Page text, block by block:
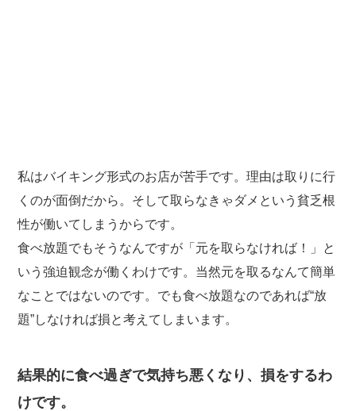
私はバイキング形式のお店が苦手です。理由は取りに行
くのが面倒だから。そして取らなきゃダメという貧乏根
性が働いてしまうからです。
食べ放題でもそうなんですが「元を取らなければ！」と
いう強迫観念が働くわけです。当然元を取るなんて簡単
なことではないのです。でも食べ放題なのであれば“放
題”しなければ損と考えてしまいます。
結果的に食べ過ぎで気持ち悪くなり、損をするわ
けです。